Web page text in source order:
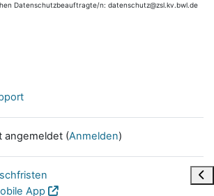
Datenschutzbeauftragte/n: datenschutz@zsl.kv.bwl.de
angemeldet (Anmelden)
App